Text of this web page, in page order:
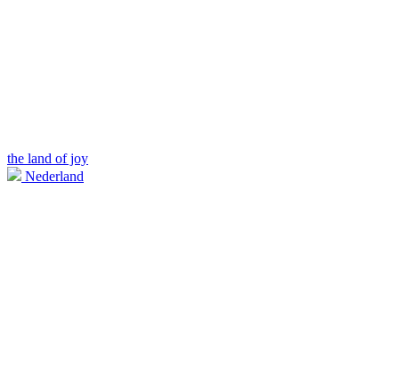
the land of joy
Nederland